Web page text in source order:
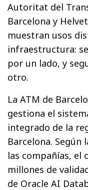
Autoritat del
Barcelona y
muestran usos
infraestructura:
por un lado, y
otro.
La ATM de
gestiona el
integrado de la
Barcelona.
las compañías, el
millones de
de Oracle AI